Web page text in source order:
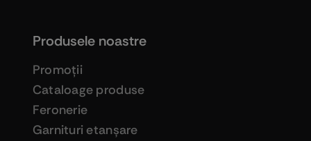
Produsele noastre
Promoţii
Cataloage produse
Feronerie
Garnituri etanşare